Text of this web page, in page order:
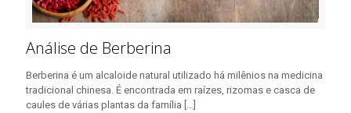
Análise de Berberina
Berberina é um alcaloide natural utilizado há milênios na medicina
tradicional chinesa. É encontrada em raízes, rizomas e casca de
caules de várias plantas da família […]